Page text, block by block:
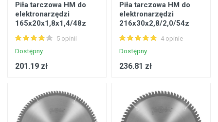
Piła tarczowa HM do
elektronarzędzi
165x20x1,8x1,4/48z
do zagłębiarek5 opinii
Dostępny
201.19 zł
Piła tarczowa HM do
elektronarzędzi
216x30x2,8/2,0/54z
2 Wood do ukośnic
4 opinie
Dostępny
236.81 zł